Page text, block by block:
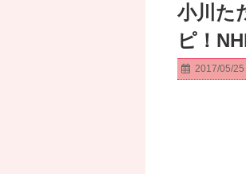
小川た
ピ！
2017/05/25